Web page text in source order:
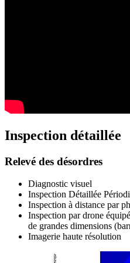
Inspection détaillée
Relevé des désordres
Diagnostic visuel
Inspection Détaillée
Inspection à distance par
Inspection par drone
de grandes dimensions
Imagerie haute résolution